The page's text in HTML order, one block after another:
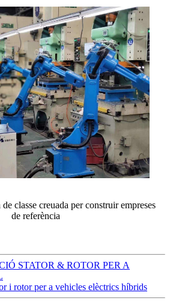
classe creuada per construir empreses
de referència
STATOR & ROTOR PER A
i rotor per a vehicles elèctrics híbrids